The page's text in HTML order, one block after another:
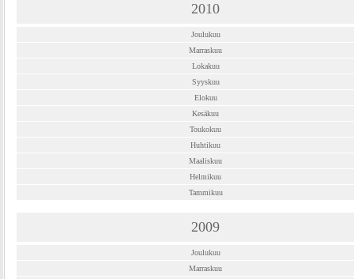
2010
Joulukuu
Marraskuu
Lokakuu
Syyskuu
Elokuu
Kesäkuu
Toukokuu
Huhtikuu
Maaliskuu
Helmikuu
Tammikuu
2009
Joulukuu
Marraskuu